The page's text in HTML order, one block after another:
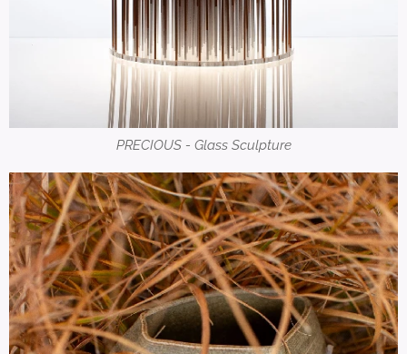
PRECIOUS - Glass Sculpture